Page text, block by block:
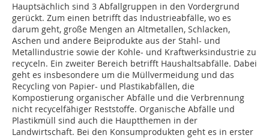
Hauptsächlich sind 3 Abfallgruppen in den Vordergrund
gerückt. Zum einen betrifft das Industrieabfälle, wo es
darum geht, große Mengen an Altmetallen, Schlacken,
Aschen und andere Beiprodukte aus der Stahl- und
Metallindustrie sowie der Kohle- und Kraftwerksindustrie zu
recyceln. Ein zweiter Bereich betrifft Haushaltsabfälle. Dabei
geht es insbesondere um die Müllvermeidung und das
Recycling von Papier- und Plastikabfällen, die
Kompostierung organischer Abfälle und die Verbrennung
nicht recycelfähiger Reststoffe. Organische Abfälle und
Plastikmüll sind auch die Hauptthemen in der
Landwirtschaft. Bei den Konsumprodukten geht es in erster